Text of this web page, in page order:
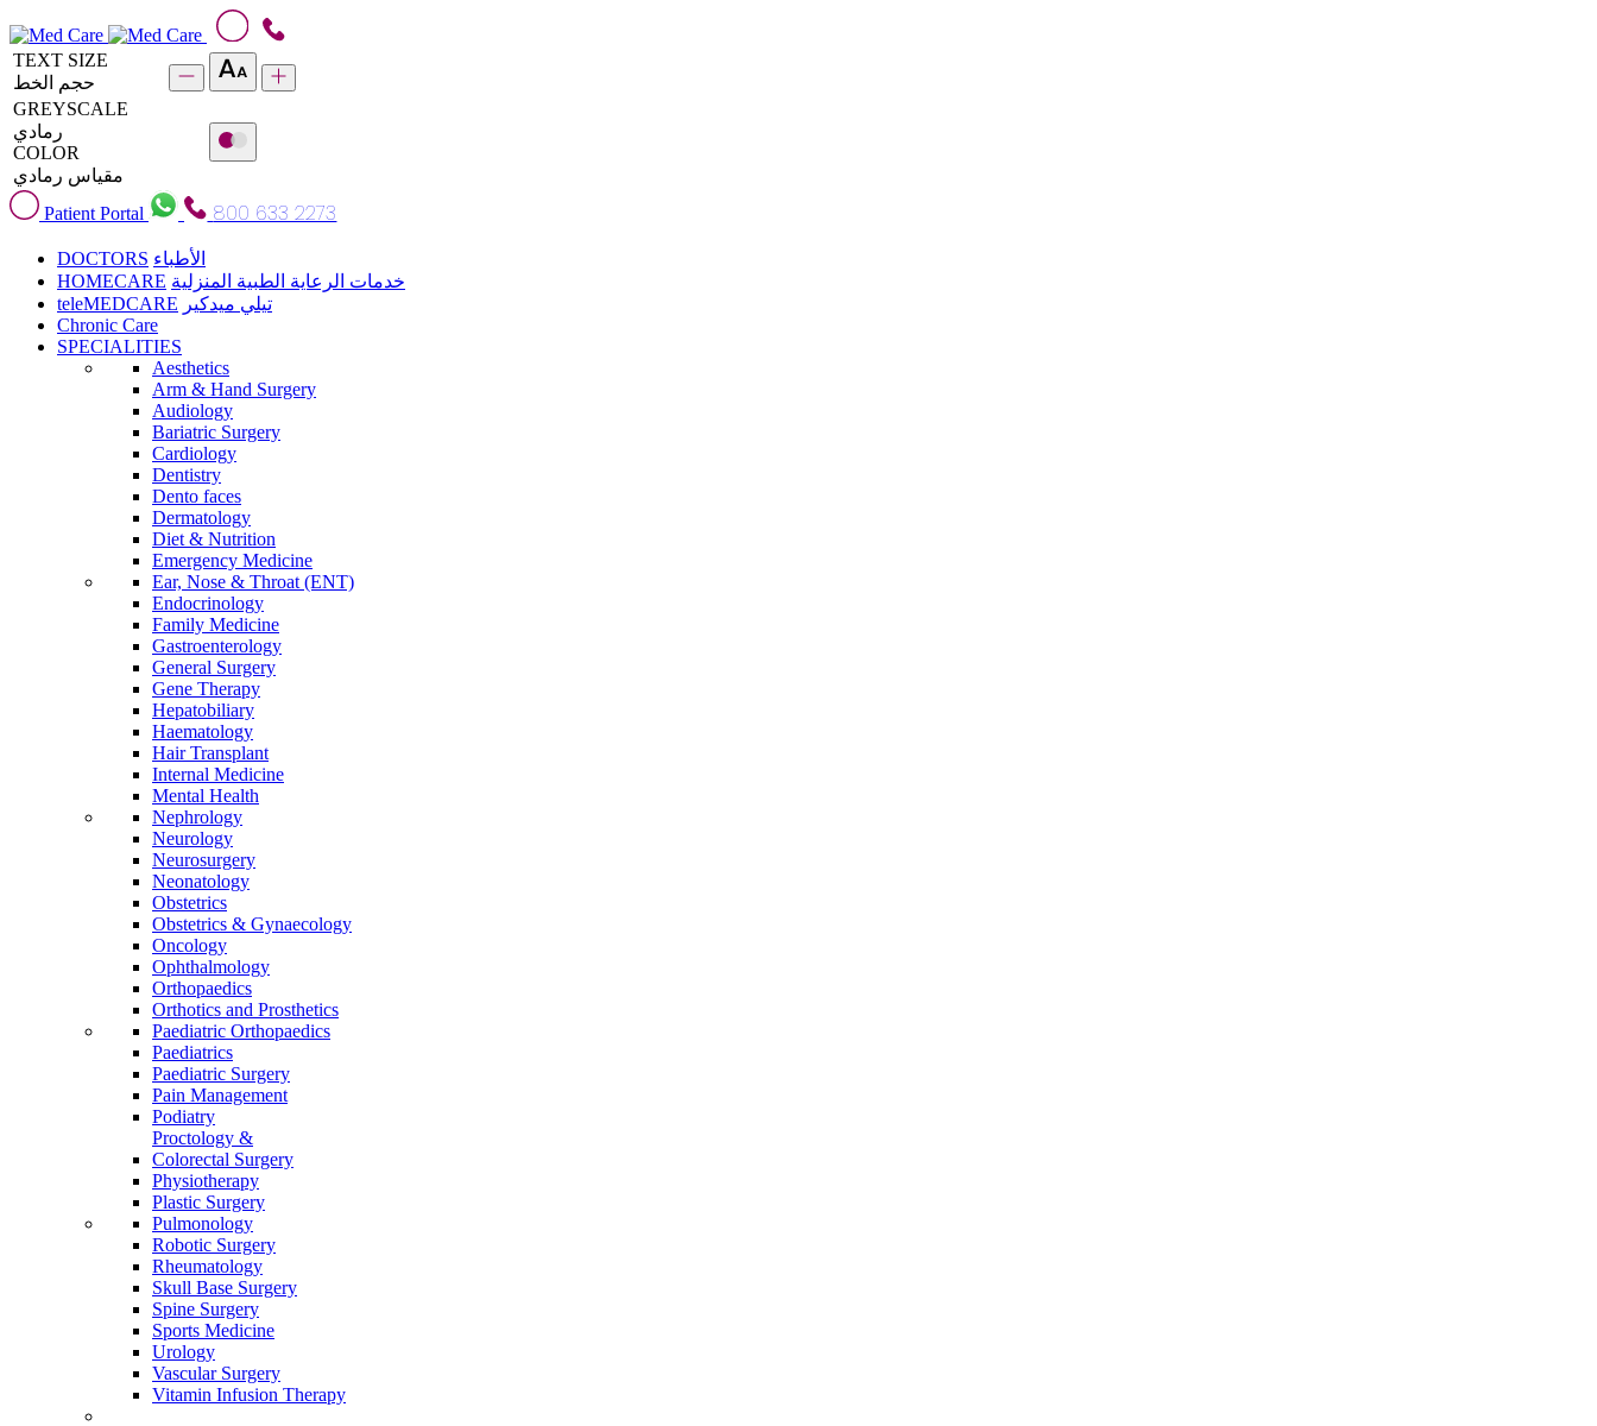
TEXT SIZE
حجم الخط
GREYSCALE
رمادي
COLOR
مقياس رمادي
Patient Portal
800 633 2273
DOCTORS الأطباء
HOMECARE خدمات الرعاية الطبية المنزلية
teleMEDCARE تيلي ميدكير
Chronic Care
SPECIALITIES
Aesthetics
Arm & Hand Surgery
Audiology
Bariatric Surgery
Cardiology
Dentistry
Dento faces
Dermatology
Diet & Nutrition
Emergency Medicine
Ear, Nose & Throat (ENT)
Endocrinology
Family Medicine
Gastroenterology
General Surgery
Gene Therapy
Hepatobiliary
Haematology
Hair Transplant
Internal Medicine
Mental Health
Nephrology
Neurology
Neurosurgery
Neonatology
Obstetrics
Obstetrics & Gynaecology
Oncology
Ophthalmology
Orthopaedics
Orthotics and Prosthetics
Paediatric Orthopaedics
Paediatrics
Paediatric Surgery
Pain Management
Podiatry
Proctology &
Colorectal Surgery
Physiotherapy
Plastic Surgery
Pulmonology
Robotic Surgery
Rheumatology
Skull Base Surgery
Spine Surgery
Sports Medicine
Urology
Vascular Surgery
Vitamin Infusion Therapy